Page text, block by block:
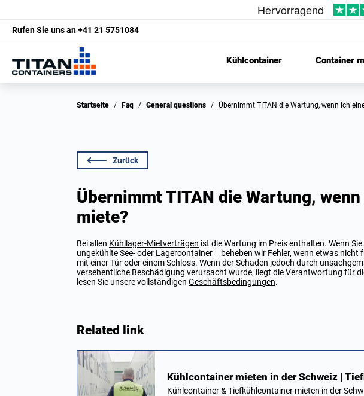
Rufen Sie uns an+41 21 5751084
Kühlcontainer Container
Startseite / Faq / General questions / Übernimmt TITAN die Wartung, wenn ich
Zurück
Übernimmt TITAN die Wartung,
miete?
Bei allen Kühllager-Mietverträgen ist die Wartung im Preis enthalten. Wenn
ungekühlte See- oder Lagercontainer – beheben wir Fehler, wenn etwas nicht
mit einer Tür oder einem Schloss. Wenn der Schaden jedoch durch
versehentliche Beschädigung verursacht wurde, liegt die Verantwortung für
lesen Sie unsere vollständigen Geschäftsbedingungen.
Related link
Kühlcontainer mieten in der Schweiz |
Kühlcontainer & Tiefkühlcontainer mieten in der